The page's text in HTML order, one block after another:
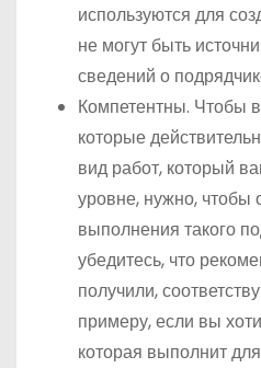
используются для
не могут быть
сведений о
Компетентны. Чтобы
которые
вид работ, который
уровне, нужно, чтобы
выполнения такого
убедитесь, что
получили,
примеру, если вы
которая выполнит